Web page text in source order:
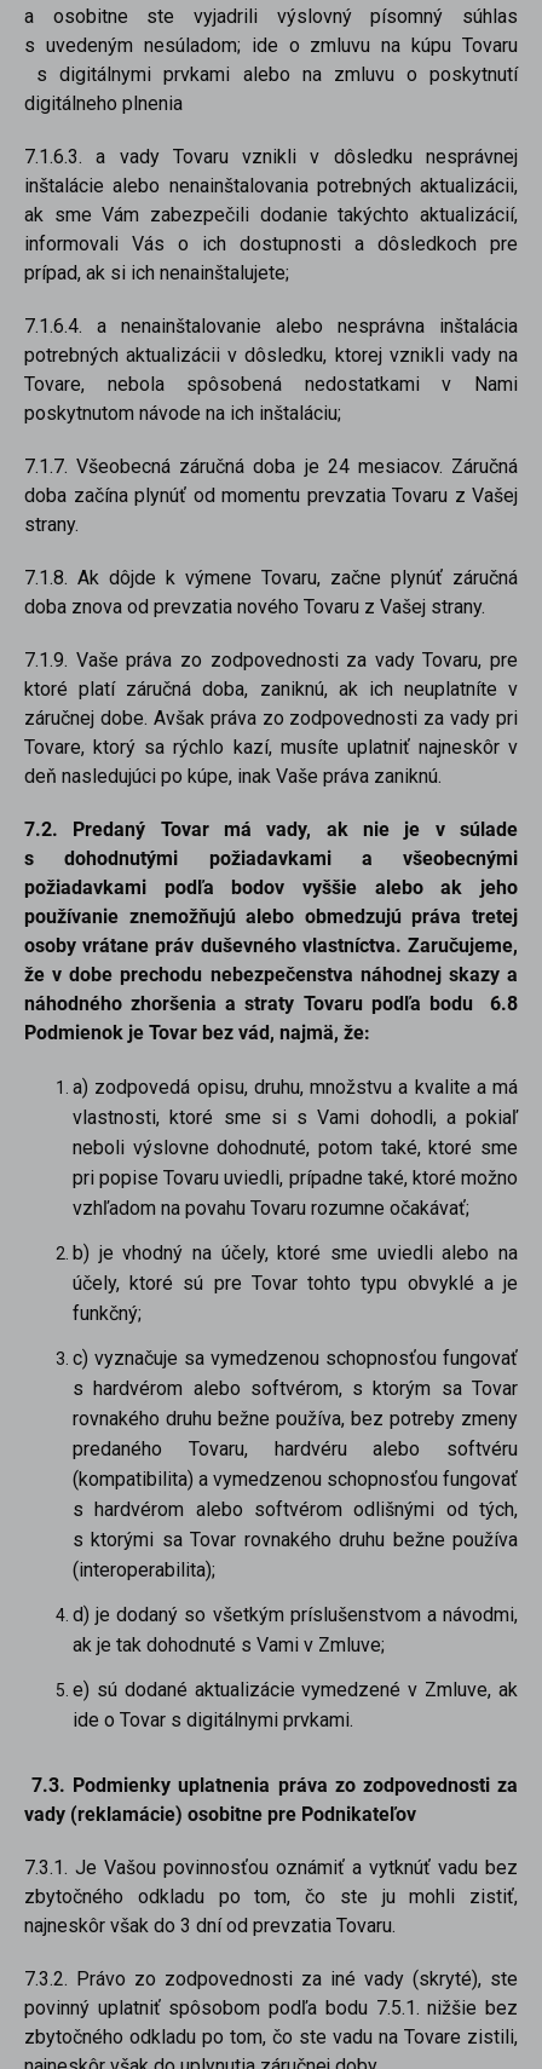
a osobitne ste vyjadrili výslovný písomný súhlas
s uvedeným nesúladom; ide o zmluvu na kúpu Tovaru
s digitálnymi prvkami alebo na zmluvu o poskytnutí
digitálneho plnenia
7.1.6.3. a vady Tovaru vznikli v dôsledku nesprávnej
inštalácie alebo nenainštalovania potrebných aktualizácii,
ak sme Vám zabezpečili dodanie takýchto aktualizácií,
informovali Vás o ich dostupnosti a dôsledkoch pre
prípad, ak si ich nenainštalujete;
7.1.6.4. a nenainštalovanie alebo nesprávna inštalácia
potrebných aktualizácii v dôsledku, ktorej vznikli vady na
Tovare, nebola spôsobená nedostatkami v Nami
poskytnutom návode na ich inštaláciu;
7.1.7. Všeobecná záručná doba je 24 mesiacov. Záručná
doba začína plynúť od momentu prevzatia Tovaru z Vašej
strany.
7.1.8. Ak dôjde k výmene Tovaru, začne plynúť záručná
doba znova od prevzatia nového Tovaru z Vašej strany.
7.1.9. Vaše práva zo zodpovednosti za vady Tovaru, pre
ktoré platí záručná doba, zaniknú, ak ich neuplatníte v
záručnej dobe. Avšak práva zo zodpovednosti za vady pri
Tovare, ktorý sa rýchlo kazí, musíte uplatniť najneskôr v
deň nasledujúci po kúpe, inak Vaše práva zaniknú.
7.2. Predaný Tovar má vady, ak nie je v súlade
s dohodnutými požiadavkami a všeobecnými
požiadavkami podľa bodov vyššie alebo ak jeho
používanie znemožňujú alebo obmedzujú práva tretej
osoby vrátane práv duševného vlastníctva. Zaručujeme,
že v dobe prechodu nebezpečenstva náhodnej skazy a
náhodného zhoršenia a straty Tovaru podľa bodu 6.8
Podmienok je Tovar bez vád, najmä, že:
a) zodpovedá opisu, druhu, množstvu a kvalite a má
vlastnosti, ktoré sme si s Vami dohodli, a pokiaľ
neboli výslovne dohodnuté, potom také, ktoré sme
pri popise Tovaru uviedli, prípadne také, ktoré možno
vzhľadom na povahu Tovaru rozumne očakávať;
b) je vhodný na účely, ktoré sme uviedli alebo na
účely, ktoré sú pre Tovar tohto typu obvyklé a je
funkčný;
c) vyznačuje sa vymedzenou schopnosťou fungovať
s hardvérom alebo softvérom, s ktorým sa Tovar
rovnakého druhu bežne používa, bez potreby zmeny
predaného Tovaru, hardvéru alebo softvéru
(kompatibilita) a vymedzenou schopnosťou fungovať
s hardvérom alebo softvérom odlišnými od tých,
s ktorými sa Tovar rovnakého druhu bežne používa
(interoperabilita);
d) je dodaný so všetkým príslušenstvom a návodmi,
ak je tak dohodnuté s Vami v Zmluve;
e) sú dodané aktualizácie vymedzené v Zmluve, ak
ide o Tovar s digitálnymi prvkami.
7.3. Podmienky uplatnenia práva zo zodpovednosti za
vady (reklamácie) osobitne pre Podnikateľov
7.3.1. Je Vašou povinnosťou oznámiť a vytknúť vadu bez
zbytočného odkladu po tom, čo ste ju mohli zistiť,
najneskôr však do 3 dní od prevzatia Tovaru.
7.3.2. Právo zo zodpovednosti za iné vady (skryté), ste
povinný uplatniť spôsobom podľa bodu 7.5.1. nižšie bez
zbytočného odkladu po tom, čo ste vadu na Tovare zistili,